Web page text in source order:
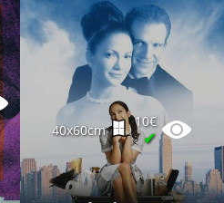
40x60cm
10€
✔